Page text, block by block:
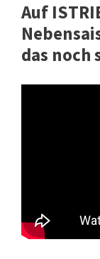
Auf
das noch